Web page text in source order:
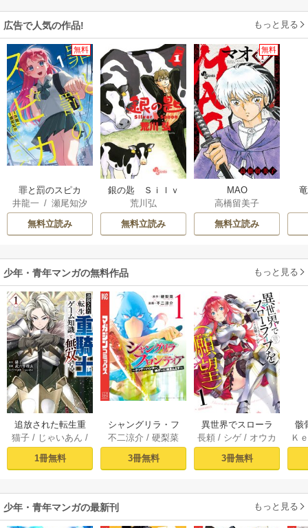
広告で人気の作品! もっと見る
無料
罪と罰のスピカ
井龍一 /瀬尾知汐
無料立読み
銀の匙 Ｓｉｌｖ
ｅｒ Ｓｐｏｏｎ
荒川弘
無料立読み
無料
MAO
高橋留美子
無料立読み
少年・青年マンガの無料作品 もっと見る
追放された転生重
騎士はゲーム知識
で無双する（１）
猫子 / じゃいあん /
武六甲理衣
1冊無料
シャングリラ・フ
ロンティア（１）
～クソゲーハン
ター、神ゲーに挑
不二涼介 /硬梨菜
3冊無料
異世界でスローラ
イフを（願望） 1
長頼 / シゲ / オウカ
3冊無料
骸
異
Ｋ
少年・青年マンガの最新刊 もっと見る